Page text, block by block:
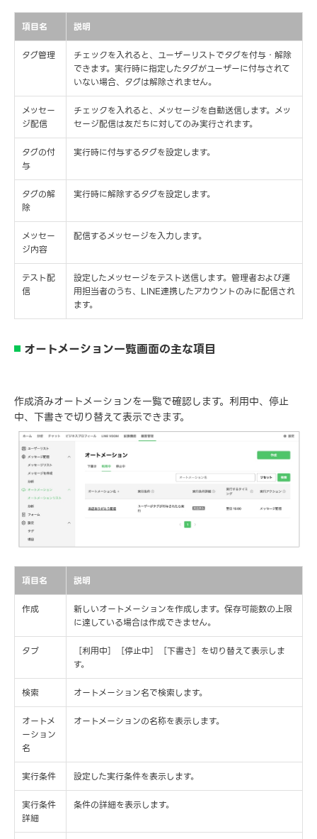
項目名 説明
タグ管理
チェックを入れると、ユーザーリストでタグを付与・解除
できます。実行時に指定したタグがユーザーに付与されて
いない場合、タグは解除されません。
メッセー
ジ配信
チェックを入れると、メッセージを自動送信します。メッ
セージ配信は友だちに対してのみ実行されます。
タグの付
与
実行時に付与するタグを設定します。
タグの解
除
実行時に解除するタグを設定します。
メッセー
ジ内容
配信するメッセージを入力します。
テスト配
信
設定したメッセージをテスト送信します。管理者および運
用担当者のうち、LINE連携したアカウントのみに配信され
ます。
オートメーション一覧画面の主な項目
作成済みオートメーションを一覧で確認します。利用中、停止
中、下書きで切り替えて表示できます。
項目名 説明
作成
新しいオートメーションを作成します。保存可能数の上限
に達している場合は作成できません。
タブ
［利用中］［停止中］［下書き］を切り替えて表示しま
す。
検索 オートメーション名で検索します。
オートメ
ーション
名
オートメーションの名称を表示します。
実行条件 設定した実行条件を表示します。
実行条件
詳細
条件の詳細を表示します。